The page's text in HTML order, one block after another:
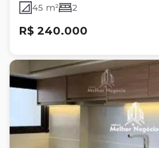
45 m² 2
R$ 240.000